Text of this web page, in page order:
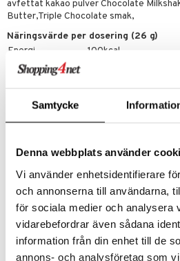
Samtycke
Denna webbplats använder
Vi använder enhetsidentifierare
och annonserna till användarna,
för sociala medier och analysera
vidarebefordrar även sådana
information från din enhet till de
annons- och analysföretag som
avfettat kakao pulver Chocolate
Butter,Triple Chocolate smak,
Näringsvärde per dosering (26 g)
Energi
100kcal
Fett
-varav mättat fett
-varav sockerarter
Fiber
0,9g
salt
0,09g
Artikelnr
FFUJ8-U7-900
Lägsta pris senaste 30 dagarna: 196 kr